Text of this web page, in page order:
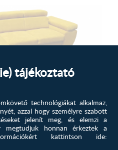
D, Okker
és az Öné! Keresse
sarok...
tájékoztató
technológiákat alkalmaz,
azzal hogy személyre szabott
jelenít meg, és elemzi a
megtudjuk honnan érkeztek a
kattintson ide: